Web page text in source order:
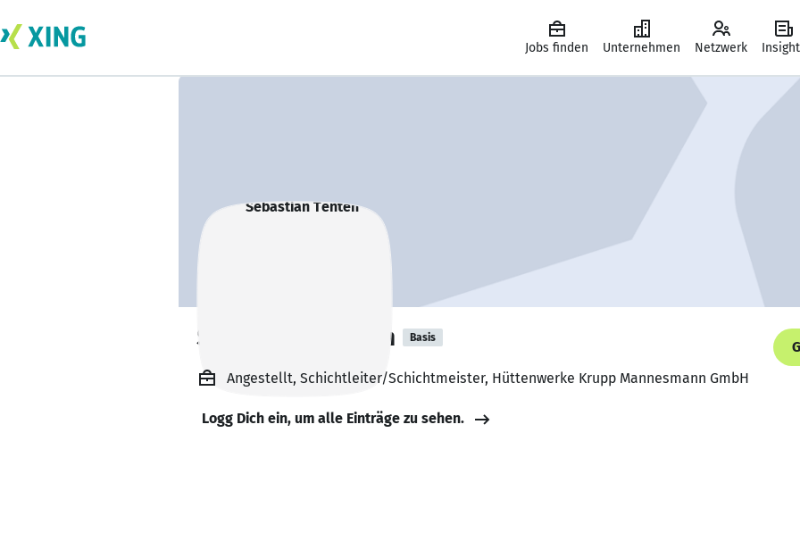
Jobs finden Unternehmen Netzwerk
Sebastian Tenten Basis
Angestellt, Schichtleiter/Schichtmeister, Hüttenwerke Krupp Mannesmann GmbH
Logg Dich ein, um alle Einträge zu sehen.